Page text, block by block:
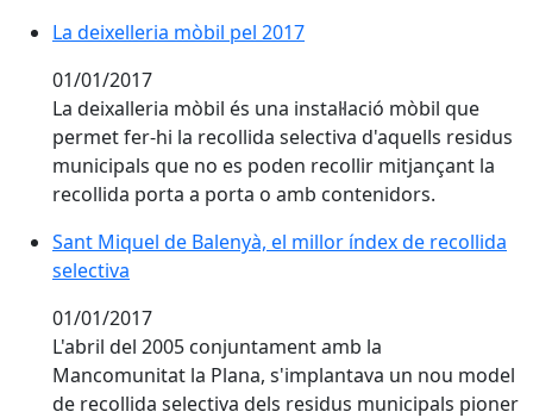
La deixelleria mòbil pel 2017
La deixelleria mòbil pel 2017
01/01/2017
La deixalleria mòbil és una instal·lació mòbil que
permet fer-hi la recollida selectiva d'aquells residus
municipals que no es poden recollir mitjançant la
recollida porta a porta o amb contenidors.
Sant Miquel de Balenyà, el millor índex de recollida
selectiva
01/01/2017
L'abril del 2005 conjuntament amb la
Mancomunitat la Plana, s'implantava un nou model
de recollida selectiva dels residus municipals pioner